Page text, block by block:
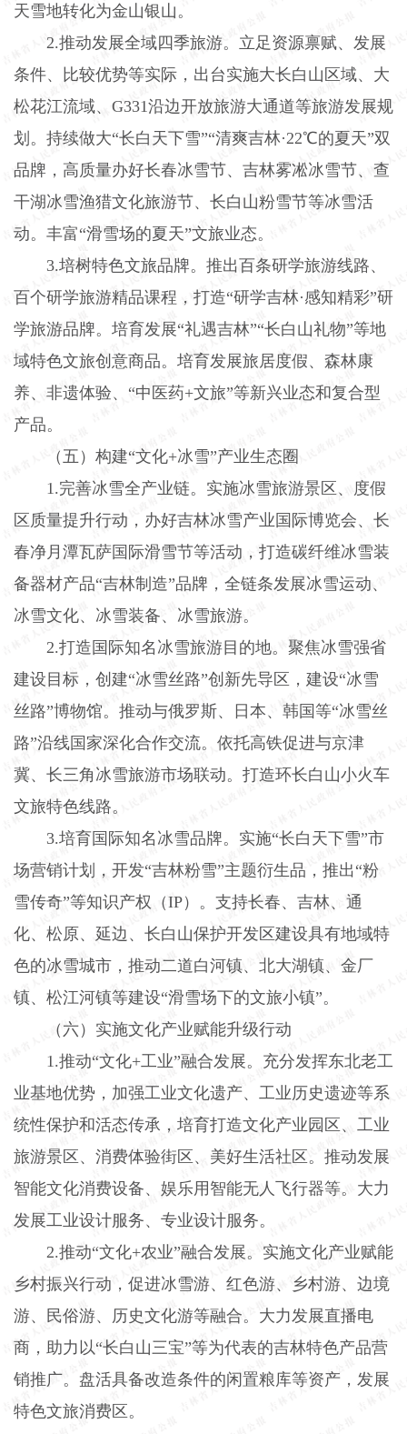
天雪地转化为金山银山。
2.推动发展全域四季旅游。立足资源禀赋、发展
条件、比较优势等实际，出台实施大长白山区域、大
松花江流域、 G331沿边开放旅游大通道等旅游发展规
划。持续做大“长白天下雪”“清爽吉林·22℃的夏天”双
品牌，高质量办好长春冰雪节、吉林雾凇冰雪节、查
干湖冰雪渔猎文化旅游节、长白山粉雪节等冰雪活
动。丰富“滑雪场的夏天”文旅业态。
3.培树特色文旅品牌。推出百条研学旅游线路、
百个研学旅游精品课程，打造“研学吉林·感知精彩”研
学旅游品牌。培育发展“礼遇吉林”“长白山礼物”等地
域特色文旅创意商品。培育发展旅居度假、森林康
养、非遗体验、“中医药+文旅”等新兴业态和复合型
产品。
（五）构建“文化+冰雪”产业生态圈
1.完善冰雪全产业链。实施冰雪旅游景区、度假
区质量提升行动，办好吉林冰雪产业国际博览会、长
春净月潭瓦萨国际滑雪节等活动，打造碳纤维冰雪装
备器材产品“吉林制造”品牌，全链条发展冰雪运动、
冰雪文化、冰雪装备、冰雪旅游。
2.打造国际知名冰雪旅游目的地。聚焦冰雪强省
建设目标，创建“冰雪丝路”创新先导区，建设“冰雪
丝路”博物馆。推动与俄罗斯、日本、韩国等“冰雪丝
路”沿线国家深化合作交流。依托高铁促进与京津
冀、长三角冰雪旅游市场联动。打造环长白山小火车
文旅特色线路。
3.培育国际知名冰雪品牌。实施“长白天下雪”市
场营销计划，开发“吉林粉雪”主题衍生品，推出“粉
雪传奇”等知识产权（IP）。支持长春、吉林、通
化、松原、延边、长白山保护开发区建设具有地域特
色的冰雪城市，推动二道白河镇、北大湖镇、金厂
镇、松江河镇等建设“滑雪场下的文旅小镇”。
（六）实施文化产业赋能升级行动
1.推动“文化+工业”融合发展。充分发挥东北老工
业基地优势，加强工业文化遗产、工业历史遗迹等系
统性保护和活态传承，培育打造文化产业园区、工业
旅游景区、消费体验街区、美好生活社区。推动发展
智能文化消费设备、娱乐用智能无人飞行器等。大力
发展工业设计服务、专业设计服务。
2.推动“文化+农业”融合发展。实施文化产业赋能
乡村振兴行动，促进冰雪游、红色游、乡村游、边境
游、民俗游、历史文化游等融合。大力发展直播电
商，助力以“长白山三宝”等为代表的吉林特色产品营
销推广。盘活具备改造条件的闲置粮库等资产，发展
特色文旅消费区。